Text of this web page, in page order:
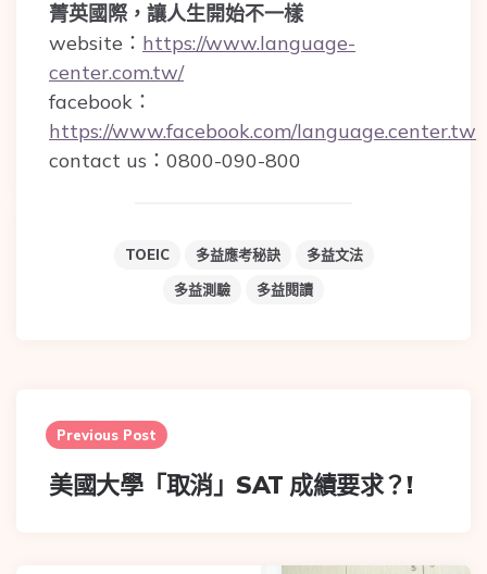
菁英國際，讓人生開始不一樣
website： https://www.language-
center.com.tw/
facebook：
https://www.facebook.com/language.center.tw
contact us：0800-090-800
TOEIC 多益應考秘訣
多益文法
多益測驗
多益閱讀
navigation
Previous Post
美國大學「取消」SAT 成績要求？!